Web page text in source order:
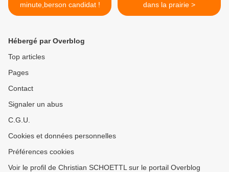
minute,berson candidat !
dans la prairie >
Hébergé par Overblog
Top articles
Pages
Contact
Signaler un abus
C.G.U.
Cookies et données personnelles
Préférences cookies
Voir le profil de Christian SCHOETTL sur le portail Overblog